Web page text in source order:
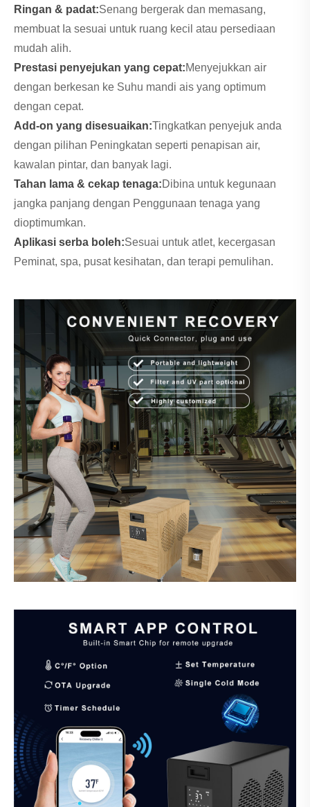
Ringan & padat:Senang bergerak dan memasang,
membuat Ia sesuai untuk ruang kecil atau persediaan
mudah alih.
Prestasi penyejukan yang cepat:Menyejukkan air
dengan berkesan ke Suhu mandi ais yang optimum
dengan cepat.
Add-on yang disesuaikan:Tingkatkan penyejuk anda
dengan pilihan Peningkatan seperti penapisan air,
kawalan pintar, dan banyak lagi.
Tahan lama & cekap tenaga:Dibina untuk kegunaan
jangka panjang dengan Penggunaan tenaga yang
dioptimumkan.
Aplikasi serba boleh:Sesuai untuk atlet, kecergasan
Peminat, spa, pusat kesihatan, dan terapi pemulihan.